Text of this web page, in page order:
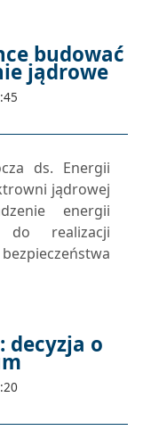
budować
jądrowe
ds. Energii
jądrowej
energii
do realizacji
decyzja o